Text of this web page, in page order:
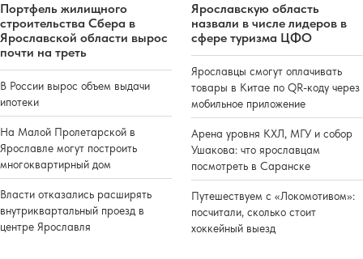
Портфель жилищного
строительства Сбера в
Ярославской области вырос
почти на треть
В России вырос объем выдачи
ипотеки
На Малой Пролетарской в
Ярославле могут построить
многоквартирный дом
Власти отказались расширять
внутриквартальный проезд в
центре Ярославля
Ярославскую область
назвали в числе лидеров в
сфере туризма ЦФО
Ярославцы смогут оплачивать
товары в Китае по QR-коду через
мобильное приложение
Арена уровня КХЛ, МГУ и собор
Ушакова: что ярославцам
посмотреть в Саранске
Путешествуем с «Локомотивом»:
посчитали, сколько стоит
хоккейный выезд